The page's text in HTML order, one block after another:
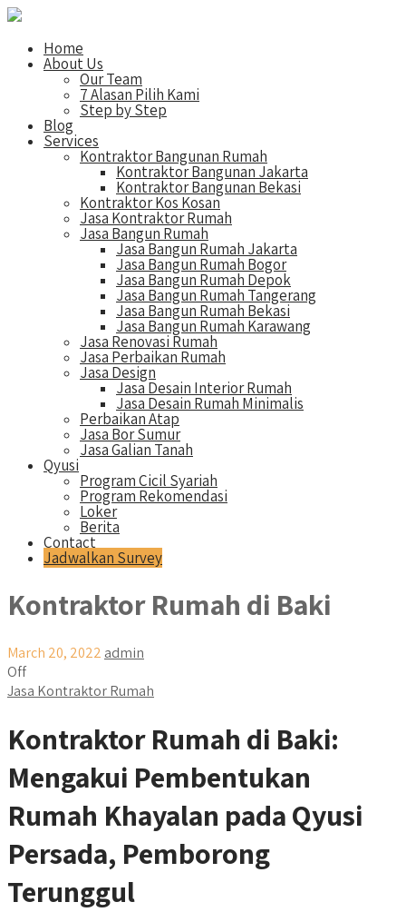
Home
About Us
Our Team
7 Alasan Pilih Kami
Step by Step
Blog
Services
Kontraktor Bangunan Rumah
Kontraktor Bangunan Jakarta
Kontraktor Bangunan Bekasi
Kontraktor Kos Kosan
Jasa Kontraktor Rumah
Jasa Bangun Rumah
Jasa Bangun Rumah Jakarta
Jasa Bangun Rumah Bogor
Jasa Bangun Rumah Depok
Jasa Bangun Rumah Tangerang
Jasa Bangun Rumah Bekasi
Jasa Bangun Rumah Karawang
Jasa Renovasi Rumah
Jasa Perbaikan Rumah
Jasa Design
Jasa Desain Interior Rumah
Jasa Desain Rumah Minimalis
Perbaikan Atap
Jasa Bor Sumur
Jasa Galian Tanah
Qyusi
Program Cicil Syariah
Program Rekomendasi
Loker
Berita
Contact
Jadwalkan Survey
Kontraktor Rumah di Baki
March 20, 2022 admin
Off
Jasa Kontraktor Rumah
Kontraktor Rumah di Baki:
Mengakui Pembentukan
Rumah Khayalan pada Qyusi
Persada, Pemborong
Terunggul